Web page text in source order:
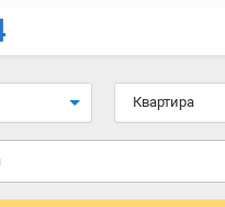
Квартира